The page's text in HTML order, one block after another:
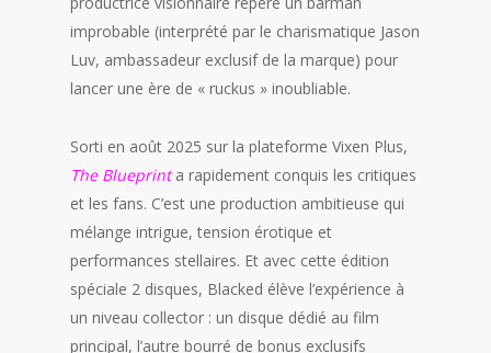
improbable (interprété par le charismatique Jason
Luv, ambassadeur exclusif de la marque) pour
lancer une ère de « ruckus » inoubliable.
Sorti en août 2025 sur la plateforme Vixen Plus,
The Blueprinta rapidement conquis les critiques
et les fans. C’est une production ambitieuse qui
mélange intrigue, tension érotique et
performances stellaires. Et avec cette édition
spéciale 2 disques, Blacked élève l’expérience à
un niveau collector : un disque dédié au film
principal, l’autre bourré de bonus exclusifs